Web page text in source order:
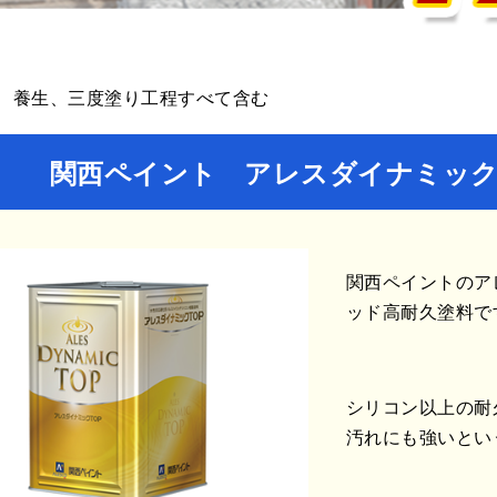
養生、三度塗り工程すべて含む
関西ペイント アレスダイナミッ
関西ペイントの
ッド高耐久塗料
シリコン以上の
汚れにも強いと